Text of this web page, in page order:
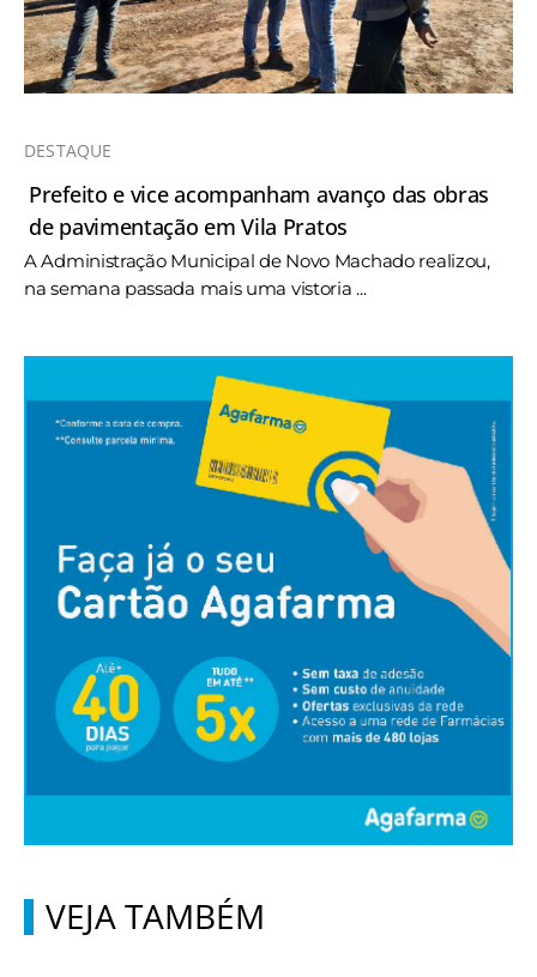
DESTAQUE
Prefeito e vice acompanham avanço das obras
de pavimentação em Vila Pratos
A Administração Municipal de Novo Machado realizou,
na semana passada mais uma vistoria ...
VEJA TAMBÉM